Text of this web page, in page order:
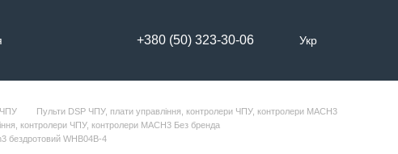
+380 (50) 323-30-06 Укр
ЧПУ
Пульти DSP ЧПУ, плати управління, контролери ЧПУ, контролери MACH3
контролери ЧПУ, контролери MACH3 Без бренда
бездротовий WHB04B-4